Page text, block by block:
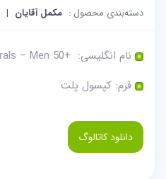
دسته‌بندی محصول : مکمل آقایان
نام انگلیسی: +Multi Vitamins and Minerals – Men 50
فرم: کپسول پلت
دانلود کاتالوگ